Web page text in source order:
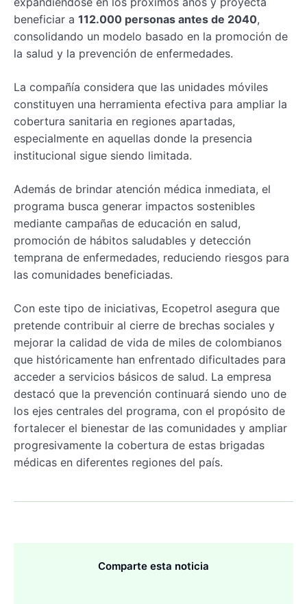
beneficiar a 112.000 personas antes de 2040,
consolidando un modelo basado en la promoción de
la salud y la prevención de enfermedades.
La compañía considera que las unidades móviles
constituyen una herramienta efectiva para ampliar la
cobertura sanitaria en regiones apartadas,
especialmente en aquellas donde la presencia
institucional sigue siendo limitada.
Además de brindar atención médica inmediata, el
programa busca generar impactos sostenibles
mediante campañas de educación en salud,
promoción de hábitos saludables y detección
temprana de enfermedades, reduciendo riesgos para
las comunidades beneficiadas.
Con este tipo de iniciativas, Ecopetrol asegura que
pretende contribuir al cierre de brechas sociales y
mejorar la calidad de vida de miles de colombianos
que históricamente han enfrentado dificultades para
acceder a servicios básicos de salud. La empresa
destacó que la prevención continuará siendo uno de
los ejes centrales del programa, con el propósito de
fortalecer el bienestar de las comunidades y ampliar
progresivamente la cobertura de estas brigadas
médicas en diferentes regiones del país.
Comparte esta noticia